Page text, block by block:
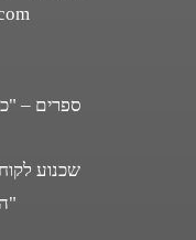
ספרים –
שכנוע